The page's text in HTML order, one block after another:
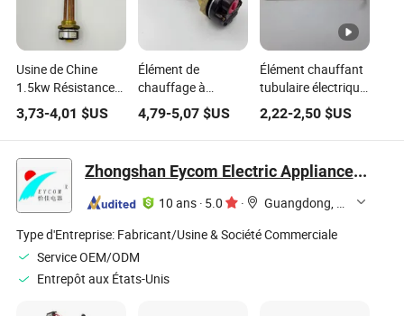
Usine de Chine
1.5kw Résistance
de réservoir d'eau
électrique en cuivre
tubulaire pour
chaudière élément
chauffant à
immersion
3,73-4,01 $US
Élément de
chauffage à
immersion
tubulaire électrique
de chaudière en
ISO9001 élément
de résistance
4,79-5,07$US
Élément chauffant
tubulaire électrique
personnalisé 2kw
pour barbecue,
four, cuisinière,
chauffage à sec
2,22-2,50$US
Zhongshan Eycom Electric Appliance Co. Ltd.
10 ans · 5.0 ·
Guangdong, China
Type d'Entreprise: Fabricant/Usine & Société Commerciale
Service OEM/ODM
Entrepôt aux États-Unis